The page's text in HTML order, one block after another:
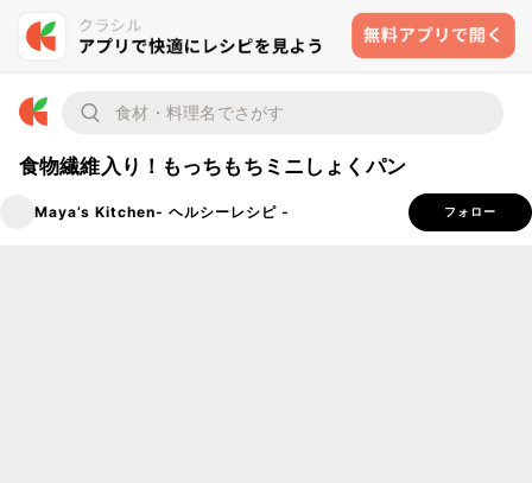
食物繊維入り！もっちもちミニしょくパン
Maya’s Kitchen- ヘルシーレシピ - フォロー